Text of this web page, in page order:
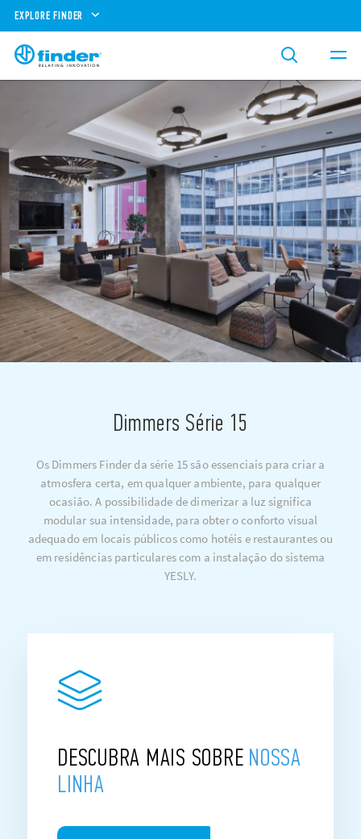
EXPLORE FINDER
Dimmers Série 15
Os Dimmers Finder da série 15 são essenciais para criar a
atmosfera certa, em qualquer ambiente, para qualquer
ocasião. A possibilidade de dimerizar a luz significa
modular sua intensidade, para obter o conforto visual
adequado em locais públicos como hotéis e restaurantes ou
em residências particulares com a instalação do sistema
YESLY.
DESCUBRA MAIS SOBRE NOSSA
LINHA